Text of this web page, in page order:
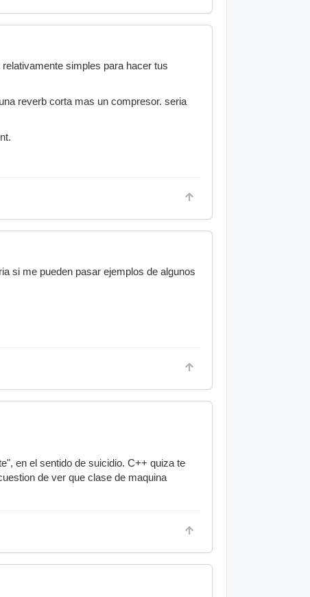
simples para hacer tus
reverb corta mas un compresor. seria
si me pueden pasar ejemplos de algunos
en el sentido de suicidio. C++ quiza te
de ver que clase de maquina